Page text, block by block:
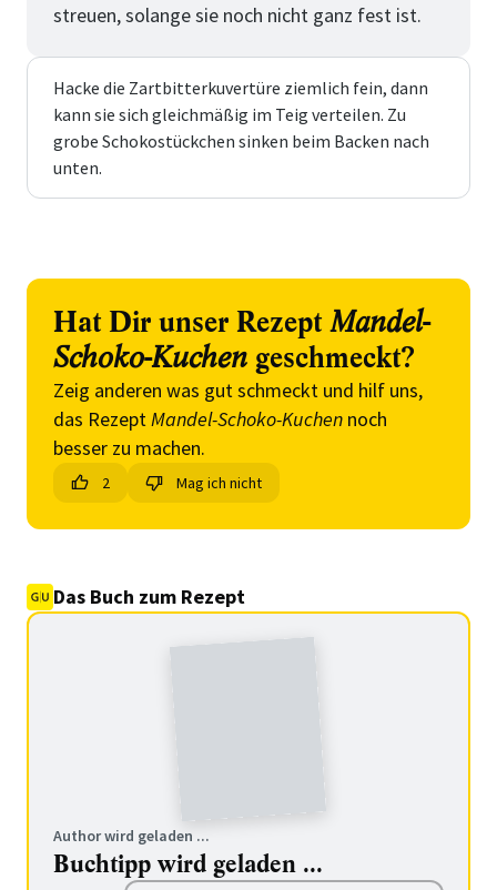
streuen, solange sie noch nicht ganz fest ist.
Hacke die Zartbitterkuvertüre ziemlich fein, dann
kann sie sich gleichmäßig im Teig verteilen. Zu
grobe Schokostückchen sinken beim Backen nach
unten.
Hat Dir unser Rezept Mandel-
Schoko-Kuchen geschmeckt?
Zeig anderen was gut schmeckt und hilf uns,
das RezeptMandel-Schoko-Kuchen noch
besser zu machen.
2 Mag ich nicht
Das Buch zum Rezept
Author wird geladen ...
Buchtipp wird geladen ...